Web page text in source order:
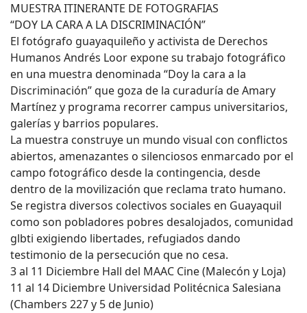
MUESTRA ITINERANTE DE FOTOGRAFIAS
“DOY LA CARA A LA DISCRIMINACIÓN”
El fotógrafo guayaquileño y activista de Derechos
Humanos Andrés Loor expone su trabajo fotográfico
en una muestra denominada “Doy la cara a la
Discriminación” que goza de la curaduría de Amary
Martínez y programa recorrer campus universitarios,
galerías y barrios populares.
La muestra construye un mundo visual con conflictos
abiertos, amenazantes o silenciosos enmarcado por el
campo fotográfico desde la contingencia, desde
dentro de la movilización que reclama trato humano.
Se registra diversos colectivos sociales en Guayaquil
como son pobladores pobres desalojados, comunidad
glbti exigiendo libertades, refugiados dando
testimonio de la persecución que no cesa.
3 al 11 Diciembre Hall del MAAC Cine (Malecón y Loja)
11 al 14 Diciembre Universidad Politécnica Salesiana
(Chambers 227 y 5 de Junio)